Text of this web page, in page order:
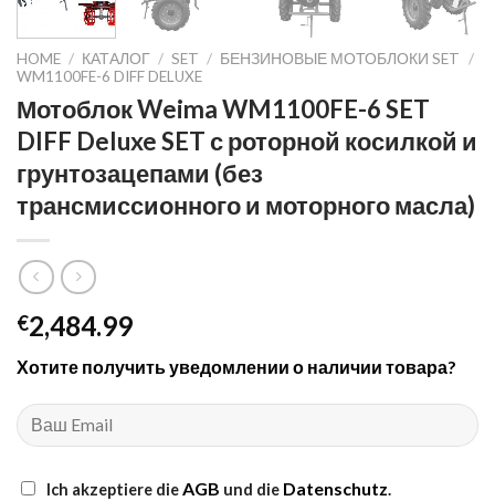
HOME / КАТАЛОГ / SET / БЕНЗИНОВЫЕ МОТОБЛОКИ SET /
WM1100FE-6 DIFF DELUXE
Мотоблок Weima WM1100FE-6 SET
DIFF Deluxe SET с роторной косилкой и
грунтозацепами (без
трансмиссионного и моторного масла)
€2,484.99
Хотите получить уведомлении о наличии товара?
Ich akzeptiere dieAGB und die Datenschutz.